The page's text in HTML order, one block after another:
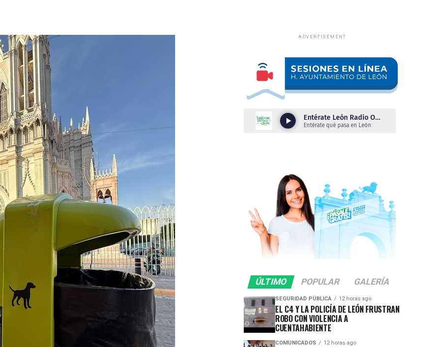
ADVERTISEMENT
ÚLTIMO POPULAR GALERÍA
SEGURIDAD PÚBLICA 12 horas ago
EL C4 Y LA POLICÍA DE LEÓN FRUSTRAN
ROBO CON VIOLENCIA A
CUENTAHABIENTE
COMUNICADOS 12 horas ago